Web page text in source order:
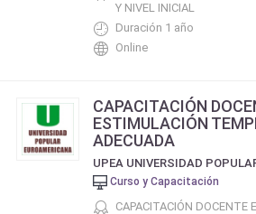
Y NIVEL INICIAL
Duración 1 año
Online
CAPACITACIÓN
ESTIMULACIÓN
ADECUADA
Curso y Capacitación
CAPACITACIÓN DOCENTE